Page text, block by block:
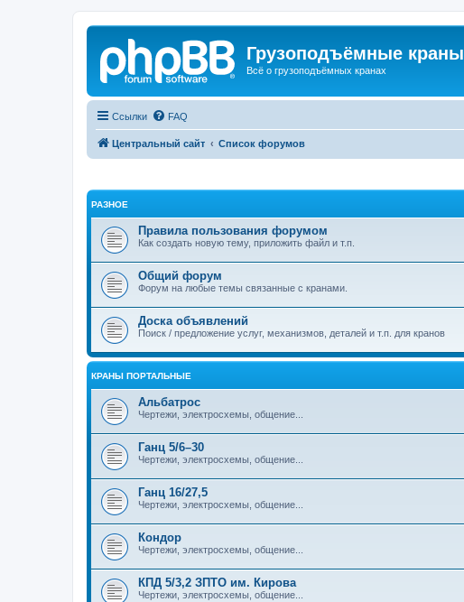
Грузоподъёмные краны
Всё о грузоподъёмных кранах
Ссылки FAQ
Центральный сайт Список форумов
РАЗНОЕ
Правила пользования форумом
Как создать новую тему, приложить файл и т.п.
Общий форум
Форум на любые темы связанные с кранами.
Доска объявлений
Поиск / предложение услуг, механизмов, деталей и т.п. для кранов
КРАНЫ ПОРТАЛЬНЫЕ
Альбатрос
Чертежи, электросхемы, общение...
Ганц 5/6–30
Чертежи, электросхемы, общение...
Ганц 16/27,5
Чертежи, электросхемы, общение...
Кондор
Чертежи, электросхемы, общение...
КПД 5/3,2 ЗПТО им. Кирова
Чертежи, электросхемы, общение...